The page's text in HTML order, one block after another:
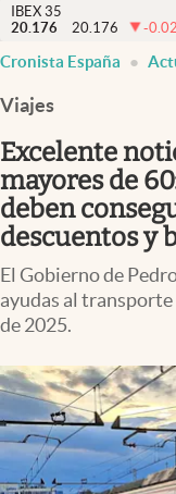
Criptomonedas
España
NOTICIAS
FINANZAS
IBEX 35
20.176
20.176 -0.02
Cronista España
Viajes
Excelente
mayores de
deben
descuentos y
El Gobierno de
ayudas al
de 2025.